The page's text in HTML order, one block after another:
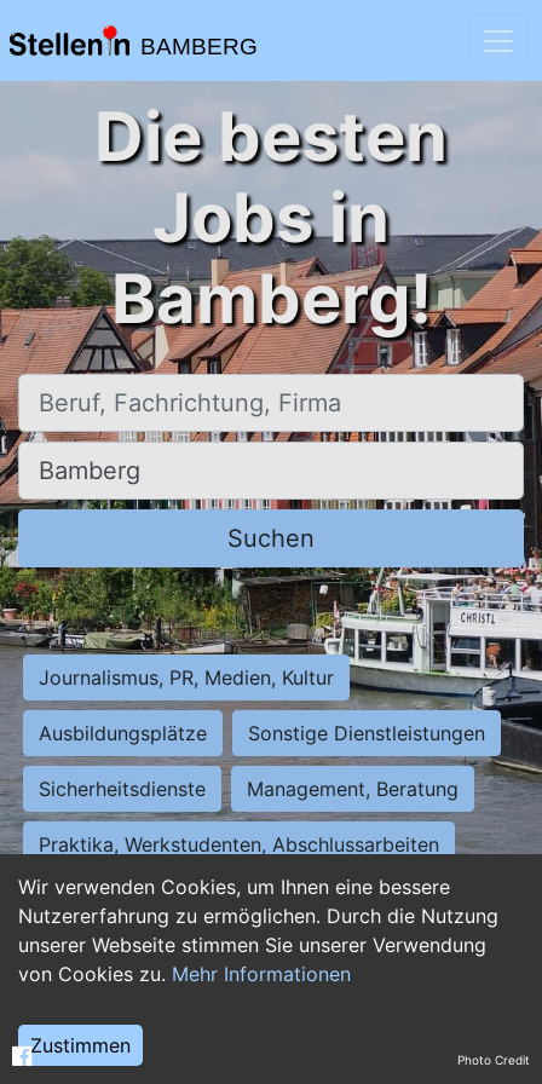
BAMBERG
Wir verwenden Cookies, um Ihnen eine bessere
Nutzererfahrung zu ermöglichen. Durch die Nutzung
unserer Webseite stimmen Sie unserer Verwendung
von Cookies zu. Mehr Informationen
Zustimmen
Die besten
Jobs in
Bamberg!
Beruf, Fachrichtung, Firma
Ort, Stadt
Suchen
Journalismus, PR, Medien, Kultur
Ausbildungsplätze Sonstige Dienstleistungen
Sicherheitsdienste Management, Beratung
Praktika, Werkstudenten, Abschlussarbeiten
Personalwesen Assistenz, Sekretariat
Hilfskräfte, Aushilfs- und Nebenjobs
Weiterbildung, Studium, duale Ausbildung Photo Credit